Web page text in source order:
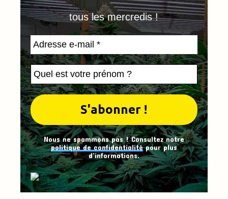
tous les mercredis !
Nous ne spammons pas ! Consultez notre
politique de confidentialitépour plus
d’informations.